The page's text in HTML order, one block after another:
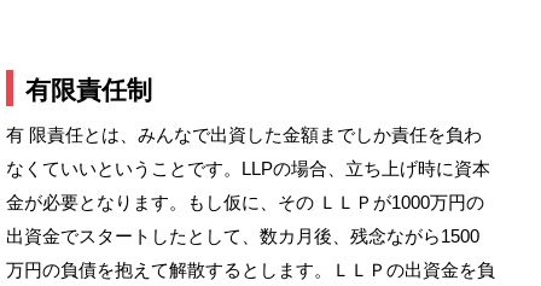
有限責任制
有 限責任とは、みんなで出資した金額までしか責任を負わ
なくていいということです。LLPの場合、立ち上げ時に資本
金が必要となります。もし仮に、その ＬＬＰが1000万円の
出資金でスタートしたとして、数カ月後、残念ながら1500
万円の負債を抱えて解散するとします。ＬＬＰの出資金を負